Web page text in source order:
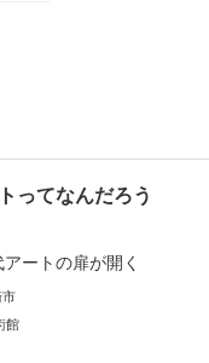
ってなんだろう
ートの扉が開く
市
館